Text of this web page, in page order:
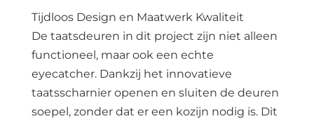
Tijdloos Design en Maatwerk Kwaliteit
De taatsdeuren in dit project zijn niet alleen
functioneel, maar ook een echte
eyecatcher. Dankzij het innovatieve
taatsscharnier openen en sluiten de deuren
soepel, zonder dat er een kozijn nodig is. Dit